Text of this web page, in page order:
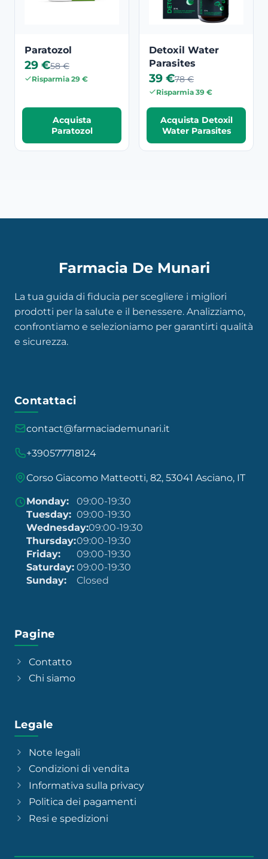
Paratozol
29 €58 €
Risparmia 29 €
Acquista
Paratozol
Detoxil Water
Parasites
39 €78 €
Risparmia 39 €
Acquista Detoxil
Water Parasites
Farmacia De Munari
La tua guida di fiducia per scegliere i migliori
prodotti per la salute e il benessere. Analizziamo,
confrontiamo e selezioniamo per garantirti qualità
e sicurezza.
Contattaci
contact@farmaciademunari.it
+390577718124
Corso Giacomo Matteotti, 82, 53041 Asciano, IT
Monday:
09:00-19:30
Tuesday: 09:00-19:30
Wednesday:09:00-19:30
Thursday:09:00-19:30
Friday:
09:00-19:30
Saturday: 09:00-19:30
Sunday:
Closed
Pagine
Contatto
Chi siamo
Legale
Note legali
Condizioni di vendita
Informativa sulla privacy
Politica dei pagamenti
Resi e spedizioni